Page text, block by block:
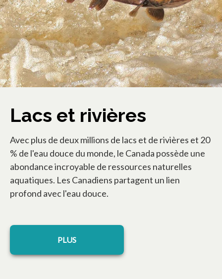
Lacs et rivières
Avec plus de deux millions de lacs et de rivières et 20
% de l'eau douce du monde, le Canada possède une
abondance incroyable de ressources naturelles
aquatiques. Les Canadiens partagent un lien
profond avec l'eau douce.
PLUS